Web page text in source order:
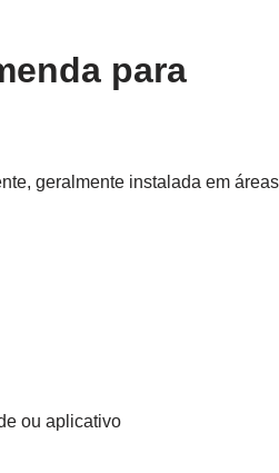
para
geralmente instalada em
ou aplicativo